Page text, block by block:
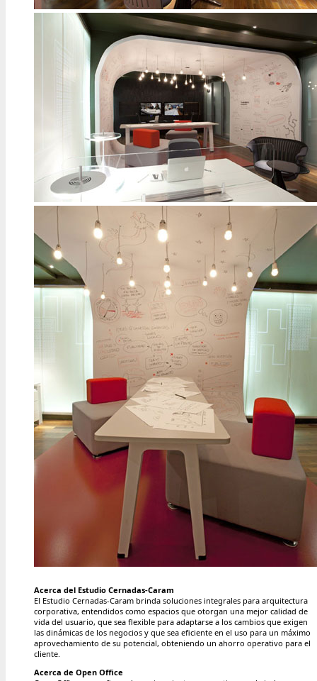
Acerca del Estudio Cernadas-Caram
El Estudio Cernadas-Caram brinda soluciones integrales para arquitectura
corporativa, entendidos como espacios que otorgan una mejor calidad de
vida del usuario, que sea flexible para adaptarse a los cambios que exigen
las dinámicas de los negocios y que sea eficiente en el uso para un máximo
aprovechamiento de su potencial, obteniendo un ahorro operativo para el
cliente.
Acerca de Open Office